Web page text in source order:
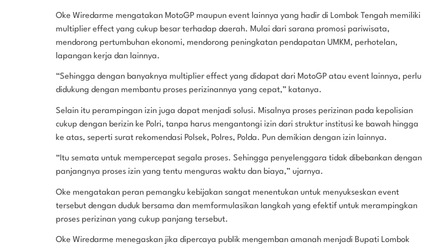
Oke Wiredarme mengatakan MotoGP maupun event lainnya yang hadir di Lombok Tengah memiliki
multiplier effect yang cukup besar terhadap daerah. Mulai dari sarana promosi pariwisata,
mendorong pertumbuhan ekonomi, mendorong peningkatan pendapatan UMKM, perhotelan,
lapangan kerja dan lainnya.
“Sehingga dengan banyaknya multiplier effect yang didapat dari MotoGP atau event lainnya, perlu
didukung dengan membantu proses perizinannya yang cepat,” katanya.
Selain itu perampingan izin juga dapat menjadi solusi. Misalnya proses perizinan pada kepolisian
cukup dengan berizin ke Polri, tanpa harus mengantongi izin dari struktur institusi ke bawah hingga
ke atas, seperti surat rekomendasi Polsek, Polres, Polda. Pun demikian dengan izin lainnya.
“Itu semata untuk mempercepat segala proses. Sehingga penyelenggara tidak dibebankan dengan
panjangnya proses izin yang tentu menguras waktu dan biaya,” ujarnya.
Oke mengatakan peran pemangku kebijakan sangat menentukan untuk menyukseskan event
tersebut dengan duduk bersama dan memformulasikan langkah yang efektif untuk merampingkan
proses perizinan yang cukup panjang tersebut.
Oke Wiredarme menegaskan jika dipercaya publik mengemban amanah menjadi Bupati Lombok